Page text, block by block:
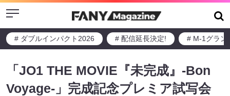
Menu
# ダブルインパクト2026 # 配信延長決定! # M-1グラン
「JO1 THE MOVIE『未完成』-Bon
Voyage-」完成記念プレミア試写会